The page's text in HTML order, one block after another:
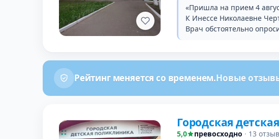
«Пришла на прием 4
К Инессе Николаевне
Врач обстоятельно
Рейтинг меняется со временем.Новые
Городская
5,0 превосходно · 13